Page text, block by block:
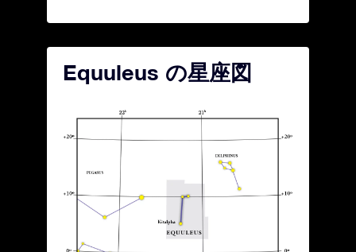
Equuleus の星座図